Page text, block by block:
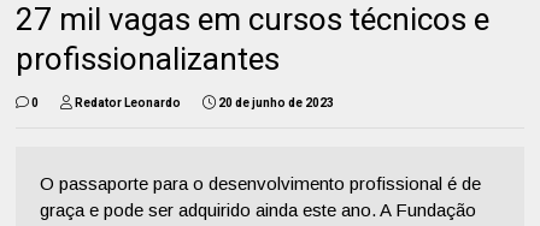
27 mil vagas em cursos técnicos e
profissionalizantes
0 Redator Leonardo 20 de junho de 2023
O passaporte para o desenvolvimento profissional é de
graça e pode ser adquirido ainda este ano. A Fundação